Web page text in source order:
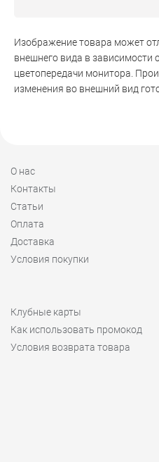
Изображение товара может
внешнего вида в зависимости
цветопередачи монитора.
изменения во внешний вид
О нас
Контакты
Статьи
Оплата
Доставка
Условия покупки
Клубные карты
Как использовать промокод
Условия возврата товара